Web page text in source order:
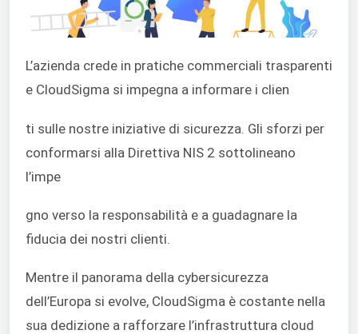
L’azienda crede in pratiche commerciali trasparenti
e CloudSigma si impegna a informare i clien
ti sulle nostre iniziative di sicurezza. Gli sforzi per
conformarsi alla Direttiva NIS 2 sottolineano
l’impe
gno verso la responsabilità e a guadagnare la
fiducia dei nostri clienti.
Mentre il panorama della cybersicurezza
dell’Europa si evolve, CloudSigma è costante nella
sua dedizione a rafforzare l’infrastruttura cloud